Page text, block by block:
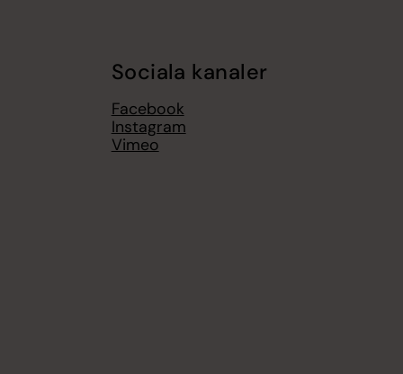
Sociala kanaler
Facebook
Instagram
Vimeo